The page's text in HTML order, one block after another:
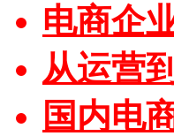
电商企
从运营
国内电